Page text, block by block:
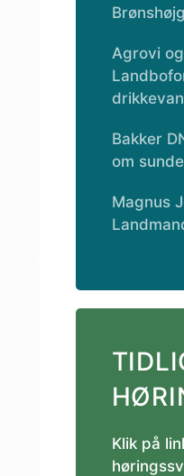
Agrovi
Bakker
om
Magnus
Klik på